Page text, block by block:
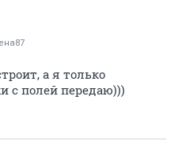
а я только
с полей передаю)))